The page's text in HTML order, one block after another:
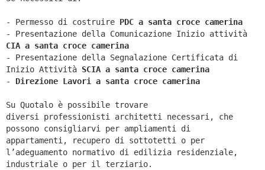
- Permesso di costruire PDC a santa croce camerina
- Presentazione della Comunicazione Inizio attività
CIA a santa croce camerina
- Presentazione della Segnalazione Certificata di
Inizio Attività SCIA a santa croce camerina
- Direzione Lavori a santa croce camerina
Su Quotalo è possibile trovare
diversi professionisti architetti necessari, che
possono consigliarvi per ampliamenti di
appartamenti, recupero di sottotetti o per
l’adeguamento normativo di edilizia residenziale,
industriale o per il terziario.